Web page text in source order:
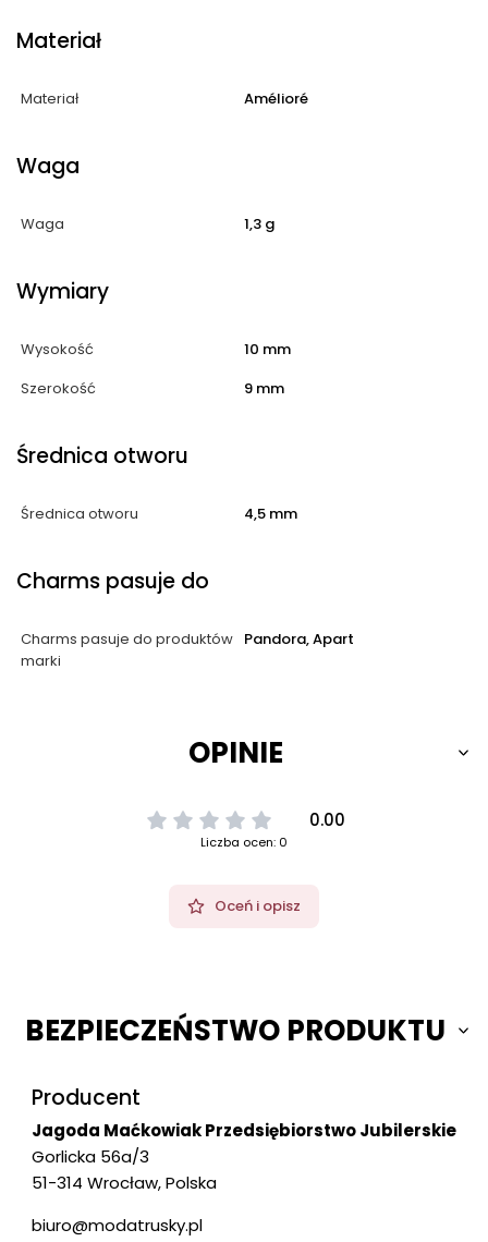
Materiał
Materiał Amélioré
Waga
Waga 1,3 g
Wymiary
Wysokość
10 mm
Szerokość
9 mm
Średnica otworu
Średnica otworu 4,5 mm
Charms pasuje do
Charms pasuje do produktów
marki
Pandora, Apart
OPINIE
0.00
Liczba ocen: 0
Oceń i opisz
BEZPIECZEŃSTWO PRODUKTU
Producent
Jagoda Maćkowiak Przedsiębiorstwo Jubilerskie
Gorlicka 56a/3
51-314 Wrocław, Polska
biuro@modatrusky.pl